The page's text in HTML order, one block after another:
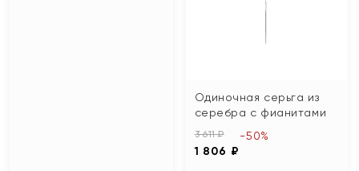
Одиночная серьга из
серебра с фианитами
3 611 ₽
1 806 ₽
-50%